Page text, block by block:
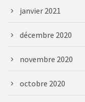
janvier 2021
décembre 2020
novembre 2020
octobre 2020